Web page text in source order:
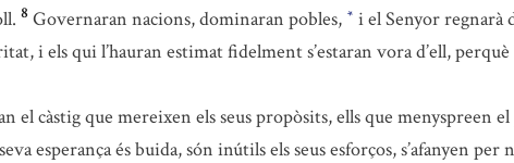
8 Governaran nacions, dominaran pobles, * i el Senyor regnarà
i els qui l’hauran estimat fidelment s’estaran vora d’ell,
el càstig que mereixen els seus propòsits, ells que menyspreen
esperança és buida, són inútils els seus esforços, s’afanyen per